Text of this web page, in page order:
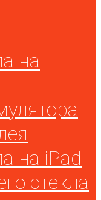
на
на iPad
стекла